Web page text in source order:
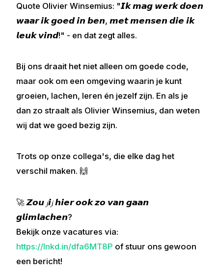
Quote Olivier Winsemius: "𝙄𝙠 𝙢𝙖𝙜 𝙬𝙚𝙧𝙠 𝙙𝙤𝙚𝙣
𝙬𝙖𝙖𝙧 𝙞𝙠 𝙜𝙤𝙚𝙙 𝙞𝙣 𝙗𝙚𝙣, 𝙢𝙚𝙩 𝙢𝙚𝙣𝙨𝙚𝙣 𝙙𝙞𝙚 𝙞𝙠
𝙡𝙚𝙪𝙠 𝙫𝙞𝙣𝙙!" - en dat zegt alles.
Bij ons draait het niet alleen om goede code,
maar ook om een omgeving waarin je kunt
groeien, lachen, leren én jezelf zijn. En als je
dan zo straalt als Olivier Winsemius, dan weten
wij dat we goed bezig zijn.
Trots op onze collega's, die elke dag het
verschil maken. 🙌
🚀 𝙕𝙤𝙪 𝓳𝙞𝓳 𝙝𝙞𝙚𝙧 𝙤𝙤𝙠 𝙯𝙤 𝙫𝙖𝙣 𝙜𝙖𝙖𝙣
𝙜𝙡𝙞𝙢𝙡𝙖𝙘𝙝𝙚𝙣?
Bekijk onze vacatures via:
https://lnkd.in/dfa6MT8P of stuur ons gewoon
een bericht!